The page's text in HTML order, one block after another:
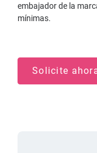
embajador de la
mínimas.
Solicite